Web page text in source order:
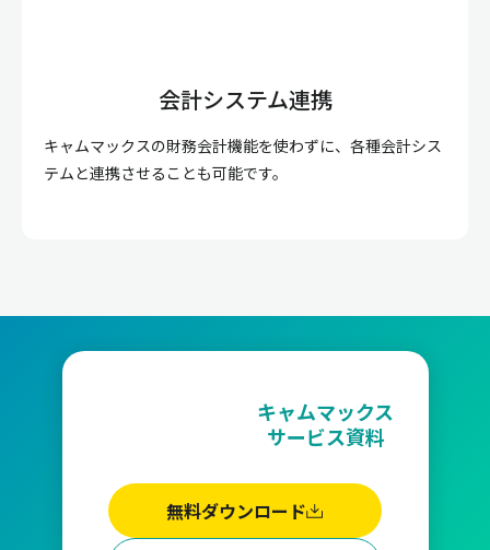
会計システム連携
キャムマックスの財務会計機能を使わずに、各種会計シス
テムと連携させることも可能です。
キャムマックス
サービス資料
無料ダウンロード